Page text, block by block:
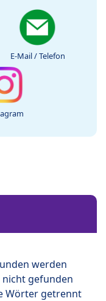
E-Mail / Telefon
werden
gefunden
Wörter getrennt